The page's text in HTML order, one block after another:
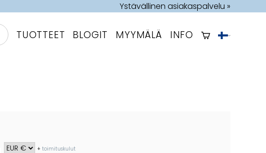
Ystävällinen asiakaspalvelu »
TUOTTEET BLOGIT MYYMÄLÄ INFO
+toimituskulut